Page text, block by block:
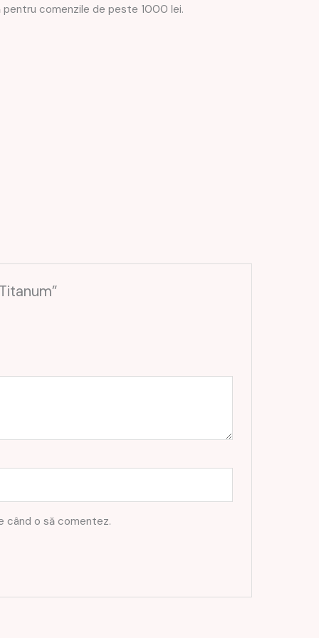
comenzile de peste 1000 lei.
când o să comentez.